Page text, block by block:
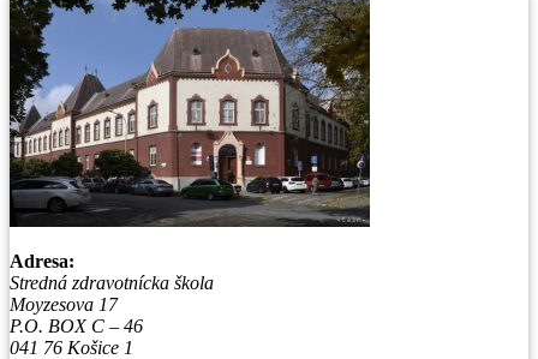
Adresa:
Stredná zdravotnícka škola
Moyzesova 17
P.O. BOX C – 46
041 76 Košice 1